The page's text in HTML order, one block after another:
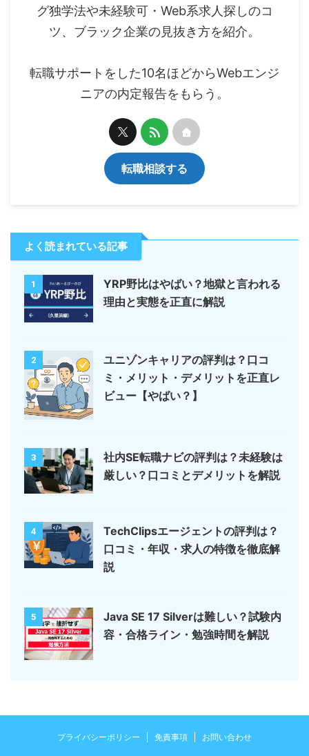
グ独学法や未経験可・Web系求人探しのコ
ツ、ブラック企業の見抜き方を紹介。
転職サポートをした10名ほどからWebエンジ
ニアの内定報告をもらう。
転職相談する
よく読まれている記事
1
YRP野比はやばい？地獄と言われる
理由と実態を正直に解説
2
ユニゾンキャリアの評判は？口コ
ミ・メリット・デメリットを正直レ
ビュー【やばい？】
3
社内SE転職ナビの評判は？未経験は
厳しい？口コミとデメリットを解説
4
TechClipsエージェントの評判は？
口コミ・年収・求人の特徴を徹底解
説
5
Java SE 17 Silverは難しい？試験内
容・合格ライン・勉強時間を解説
プライバシーポリシー 免責事項 お問い合わせ